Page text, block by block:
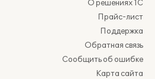
О решениях 1С
Прайс-лист
Поддержка
Обратная связь
Сообщить об ошибке
Карта сайта